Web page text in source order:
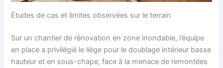
Études de cas et limites observées sur le terrain
Sur un chantier de rénovation en zone inondable, l’équipe
en place a privilégié le liège pour le doublage intérieur basse
hauteur et en sous-chape, face à la menace de remontées